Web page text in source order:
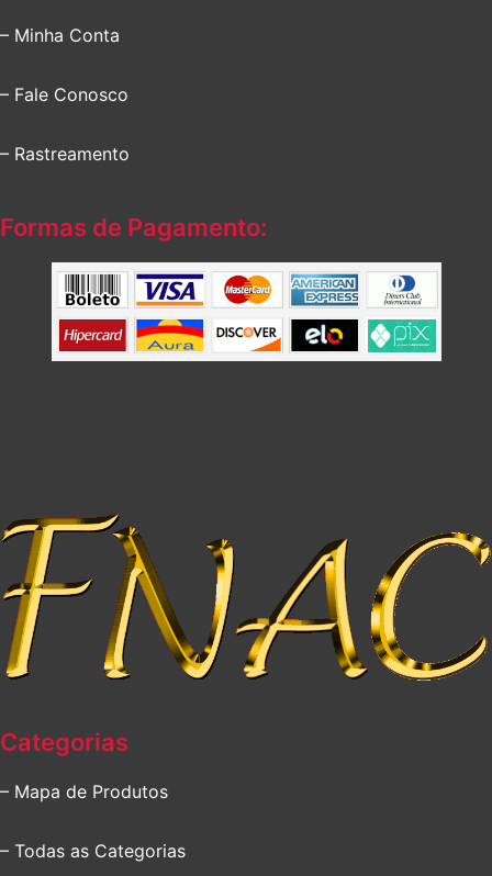
– Minha Conta
– Fale Conosco
– Rastreamento
Formas de Pagamento:
Categorias
– Mapa de Produtos
– Todas as Categorias